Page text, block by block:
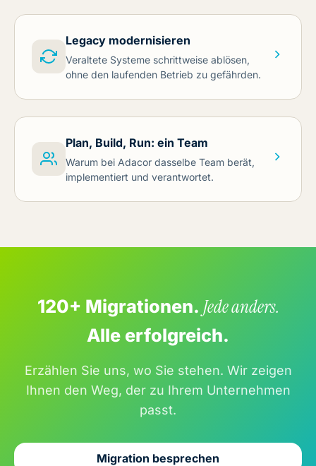
Legacy modernisieren
Veraltete Systeme schrittweise ablösen,
ohne den laufenden Betrieb zu gefährden.
Plan, Build, Run: ein Team
Warum bei Adacor dasselbe Team berät,
implementiert und verantwortet.
120+ Migrationen. Jede anders.
Alle erfolgreich.
Erzählen Sie uns, wo Sie stehen. Wir zeigen
Ihnen den Weg, der zu Ihrem Unternehmen
passt.
Migration besprechen